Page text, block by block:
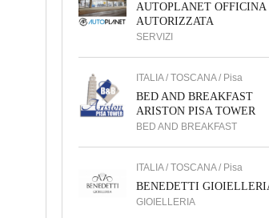
AUTOPLANET OFFICINA
AUTORIZZATA
SERVIZI
ITALIA / TOSCANA / Pisa
BED AND BREAKFAST
ARISTON PISA TOWER
BED AND BREAKFAST
ITALIA / TOSCANA / Pisa
BENEDETTI
GIOIELLERIA